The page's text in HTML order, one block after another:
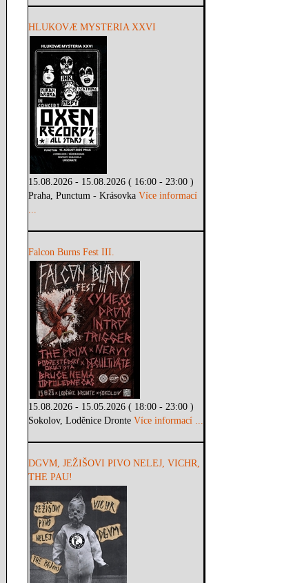
HLUKOVÆ MYSTERIA XXVI
15.08.2026 - 15.08.2026 ( 16:00 - 23:00 )
Praha, Punctum - KrásovkaVíce informací
...
Falcon Burns Fest III.
15.08.2026 - 15.05.2026 ( 18:00 - 23:00 )
Sokolov, Loděnice DronteVíce informací ...
DGVM, JEŽIŠOVI PIVO NELEJ, VICHR,
THE PAU!